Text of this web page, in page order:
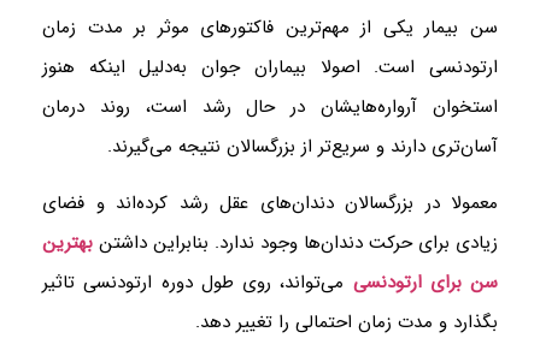
سن بیمار یکی از مهم‌ترین فاکتورهای موثر بر مدت زمان
ارتودنسی است. اصولا بیماران جوان به‌دلیل اینکه هنوز
استخوان آرواره‌هایشان در حال رشد است، روند درمان
آسان‌تری دارند و سریع‌تر از بزرگسالان نتیجه می‌گیرند.
معمولا در بزرگسالان دندان‌های عقل رشد کرده‌اند و فضای
زیادی برای حرکت دندان‌ها وجود ندارد. بنابراین داشتن بهترین
سن برای ارتودنسی می‌تواند، روی طول دوره ارتودنسی تاثیر
بگذارد و مدت زمان احتمالی را تغییر دهد.